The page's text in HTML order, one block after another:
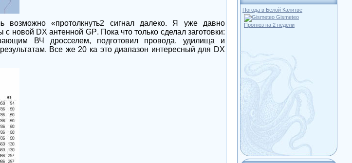
возможно «протолкнуть2 сигнал далеко. Я уже давно
с новой DX антенной GP. Пока что только сделал заготовки:
ВЧ дросселем, подготовил провода, удилища и
Все же 20 ка это диапазон интересный для DX
Погода в Белой Калитве
Gismeteo
Прогноз на 2 недели